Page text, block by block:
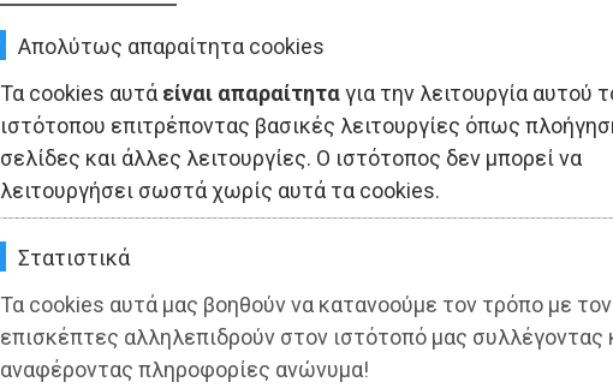
Απολύτως απαραίτητα cookies
Τα cookies αυτά είναι απαραίτηταγια την λειτουργία αυτού
ιστότοπου επιτρέποντας βασικές λειτουργίες όπως
σελίδες και άλλες λειτουργίες. Ο ιστότοπος δεν μπορεί να
λειτουργήσει σωστά χωρίς αυτά τα cookies.
Στατιστικά
Τα cookies αυτά μας βοηθούν να κατανοούμε τον τρόπο με τον
επισκέπτες αλληλεπιδρούν στον ιστότοπό μας συλλέγοντας
αναφέροντας πληροφορίες ανώνυμα!